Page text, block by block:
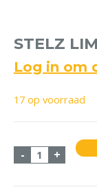
STELZ
Log in om
17 op voorraad
- Stelz Lime
+